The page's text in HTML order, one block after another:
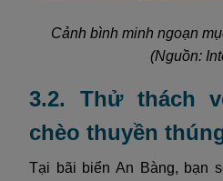
Cảnh bình minh ngoạn
(Nguồn:
3.2. Thử thách
chèo thuyền
Tại bãi biển An Bàng, bạn